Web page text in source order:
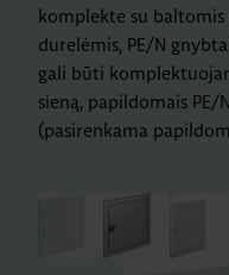
komplekte su
durelėmis, PE/N
gali būti
sieną, papildomais
(pasirenkama